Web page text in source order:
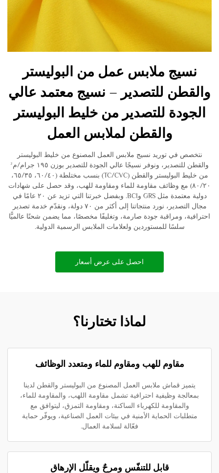
نسيج ملابس عمل من البوليستر
والقطن للتصدير – نسيج معتمد عالي
الجودة للتصدير من خليط البوليستر
والقطن لملابس العمل
نتخصص في توريد نسيج ملابس العمل المصنوع من خليط البوليستر
والقطن للتصدير، ونوفر نسيجًا عالي الجودة للتصدير بوزن ١٩٥ جرام/م²
من خليط البوليستر والقطن (TC/CVC) بنسب مختلطة (٦٠/٤٠، ٦٥/٣٥،
٨٠/٢٠) مع وظائف مقاومة للماء ومقاومة للهب، وقد حصل على شهادات
دولية معتمدة مثل GRS وBCI. وبفضل خبرتنا التي تزيد عن ٢٠ عامًا في
مجال التصدير، نورد منتجاتنا إلى أكثر من ٧٠ دولة، ونقدّم خدمة تصدير
احترافية، ومراقبة جودة صارمة، وتغليفًا مخصصًا، مما يضمن شحنًا عالميًّا
سلسًا للمستوردين ولعلامات الملابس الرسمية الدولية.
احصل على عرض أسعار
لماذا تختارنا؟
مقاوم للهب ومقاوم للماء ومتعدد الوظائف
يتميز قماش ملابس العمل المصنوع من البوليستر والقطن لدينا
بمعالجة وظيفية احترافية تشمل مقاومة اللهب، والمقاومة للماء،
والمقاومة للكهرباء الساكنة، ومقاومة التمزق، ليتوافق مع
متطلبات الحماية الأمنية في بيئات العمل الصناعية، ويوفّر حماية
فعّالة لسلامة العمال.
قابل للتنفّس ومرحٌ ويقلّل الإرهاق